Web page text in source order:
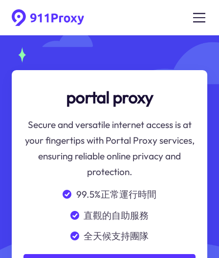
portal proxy
Secure and versatile internet access is at
your fingertips with Portal Proxy services,
ensuring reliable online privacy and
protection.
99.5%正常運行時間
直觀的自助服務
全天候支持團隊